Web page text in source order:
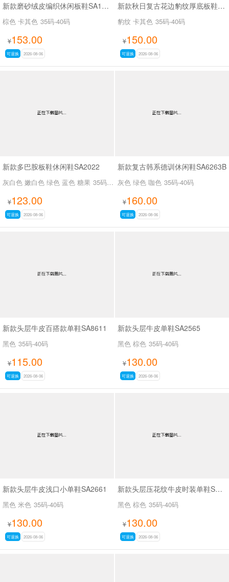
新款磨砂绒皮编织休闲板鞋SA18035
棕色 卡其色 35码-40码
¥153.00
可退换 2026-08-06
新款秋日复古花边豹纹厚底板鞋SA18036
豹纹 卡其色 35码-40码
¥150.00
可退换 2026-08-06
新款多巴胺板鞋休闲鞋SA2022
灰白色 嫩白色 绿色 蓝色 糖果 35码-39码
¥123.00
可退换 2026-08-06
新款复古韩系德训休闲鞋SA6263B
灰色 绿色 咖色 35码-40码
¥160.00
可退换 2026-08-06
新款头层牛皮百搭款单鞋SA8611
黑色 35码-40码
¥115.00
可退换 2026-08-06
新款头层牛皮单鞋SA2565
黑色 棕色 35码-40码
¥130.00
可退换 2026-08-06
新款头层牛皮浅口小单鞋SA2661
黑色 米色 35码-40码
¥130.00
可退换 2026-08-06
新款头层压花纹牛皮时装单鞋SA2562
黑色 棕色 35码-40码
¥130.00
可退换 2026-08-06